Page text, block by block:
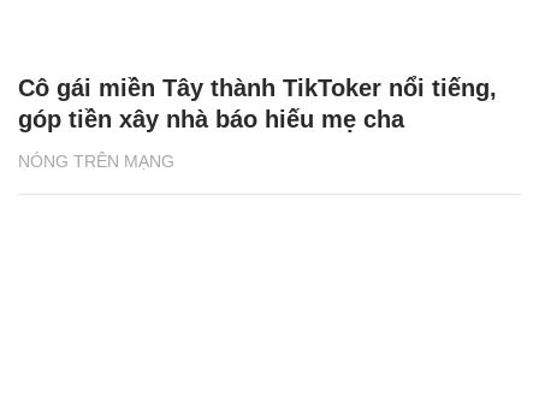
NÓNG TRÊN MẠNG
Cô gái miền Tây thành TikToker nổi tiếng,
góp tiền xây nhà báo hiếu mẹ cha